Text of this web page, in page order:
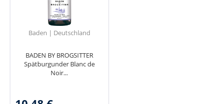
Baden | Deutschland
BADEN BY BROGSITTER
Spätburgunder Blanc de
Noir...